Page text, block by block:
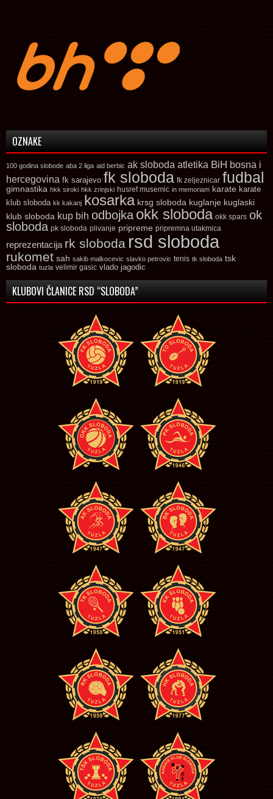
OZNAKE
100 godina slobode aba 2 liga aid berbic ak sloboda atletika BiH bosna i
hercegovina fk sarajevo fk sloboda fk zeljeznicar fudbal
gimnastika hkk siroki hkk zrinjski husref musemic in memoriam karate karate
klub sloboda kk kakanj kosarka krsg sloboda kuglanje kuglaski
klub sloboda kup bih odbojka okk sloboda okk spars ok
sloboda pk sloboda plivanje pripreme pripremna utakmica
reprezentacija rk sloboda rsd sloboda
rukomet sah sakib malkocevic slavko petrovic tenis tk sloboda tsk
sloboda tuzla velimir gasic vlado jagodic
KLUBOVI ČLANICE RSD “SLOBODA”